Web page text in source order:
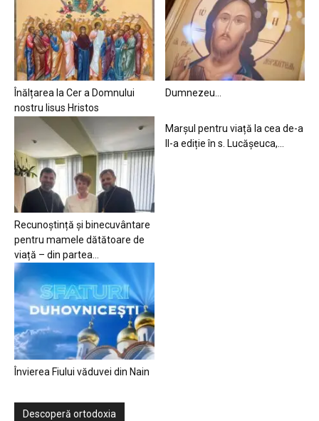
Înălțarea la Cer a Domnului
nostru Iisus Hristos
Dumnezeu…
Recunoștință și binecuvântare
pentru mamele dătătoare de
viață – din partea...
Marșul pentru viață la cea de-a
II-a ediție în s. Lucășeuca,...
Învierea Fiului văduvei din Nain
Descoperă ortodoxia